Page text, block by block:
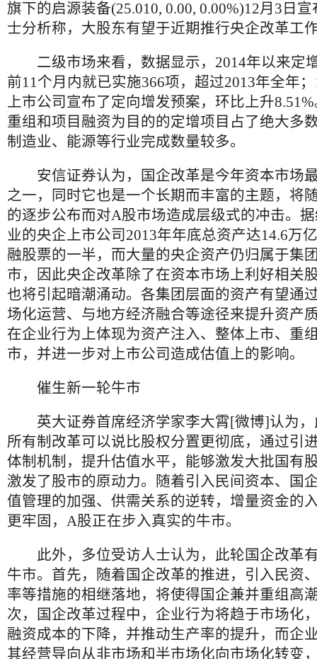
旗下的启源装备(25.010, 0.00, 0.00%)12月3日
士分析称，大股东有望于近期推行央企改革工
二级市场来看，数据显示，2014年以来定
前11个月内就已实施366项，超过2013年全年
上市公司宣布了定向增发预案，环比上升
重组和项目融资为目的的定增项目占了绝大多
制造业、能源等行业完成数量较多。
安信证券认为，国企改革是今年资本市场
之一，同时它也是一个长期而丰富的主题，将
的逐步公布而对A股市场造成层级式的冲击。
业的央企上市公司2013年年底总资产达14.6万
融股票的一半，而大量的央企资产仍归属于集
市，因此央企改革除了在资本市场上利好相关
也将引起暗潮涌动。各集团层面的资产有望通
场化运营、与地方经济融合等途径来提升资产
在企业行为上体现为资产注入、整体上市、重
市，并进一步对上市公司造成估值上的影响。
催生新一轮牛市
英大证券首席经济学家李大霄[微博]认为，
所有制改革可以说比股权分置更彻底，通过引
体制机制，提升估值水平，能够激发大批国有
激发了股市的原动力。随着引入民间资本、国
值管理的加强、供需关系的逆转，增量资金的
更牢固，A股正在步入真实的牛市。
此外，多位受访人士认为，此轮国企改革
牛市。首先，随着国企改革的推进，引入民资
率等措施的相继落地，将使得国企兼并重组高
次，国企改革过程中，企业行为将趋于市场化
融资成本的下降，并推动生产率的提升，而企
其经营导向从非市场和半市场化向市场化转变